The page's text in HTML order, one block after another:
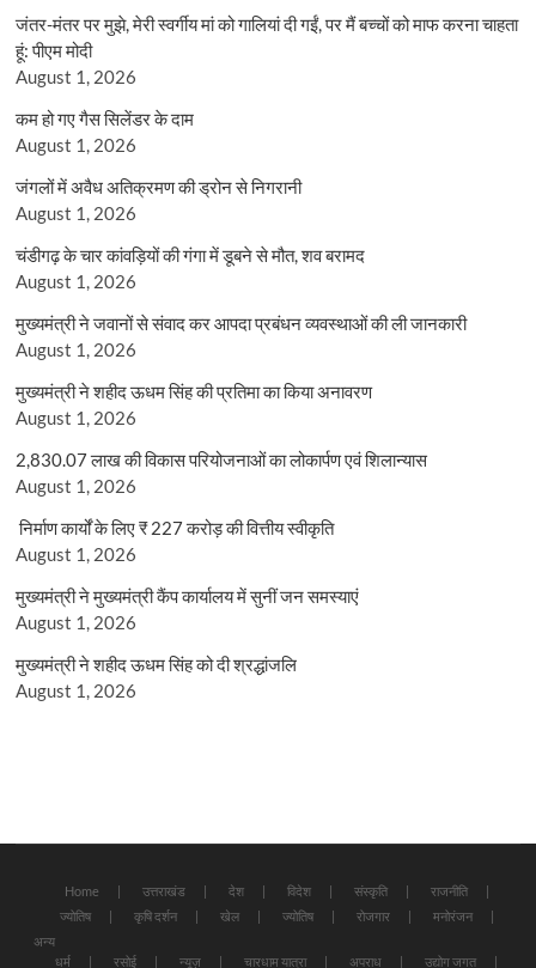
जंतर-मंतर पर मुझे, मेरी स्वर्गीय मां को गालियां दी गईं, पर मैं बच्चों को माफ करना चाहता
हूं: पीएम मोदी
August 1, 2026
कम हो गए गैस सिलेंडर के दाम
August 1, 2026
जंगलों में अवैध अतिक्रमण की ड्रोन से निगरानी
August 1, 2026
चंडीगढ़ के चार कांवड़ियों की गंगा में डूबने से मौत, शव बरामद
August 1, 2026
मुख्यमंत्री ने जवानों से संवाद कर आपदा प्रबंधन व्यवस्थाओं की ली जानकारी
August 1, 2026
मुख्यमंत्री ने शहीद ऊधम सिंह की प्रतिमा का किया अनावरण
August 1, 2026
2,830.07 लाख की विकास परियोजनाओं का लोकार्पण एवं शिलान्यास
August 1, 2026
निर्माण कार्यों के लिए ₹ 227 करोड़ की वित्तीय स्वीकृति
August 1, 2026
मुख्यमंत्री ने मुख्यमंत्री कैंप कार्यालय में सुनीं जन समस्याएं
August 1, 2026
मुख्यमंत्री ने शहीद ऊधम सिंह को दी श्रद्धांजलि
August 1, 2026
Home उत्तराखंड देश विदेश संस्कृति
राजनीति
ज्योतिष
कृषि दर्शन खेल ज्योतिष रोजगार
मनोरंजन
अन्य
धर्म
रसोई न्यूज़ चारधाम यात्रा अपराध उद्योग जगत